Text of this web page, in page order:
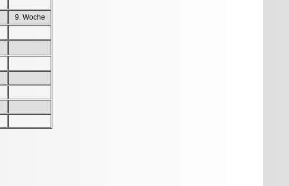
9. Woche